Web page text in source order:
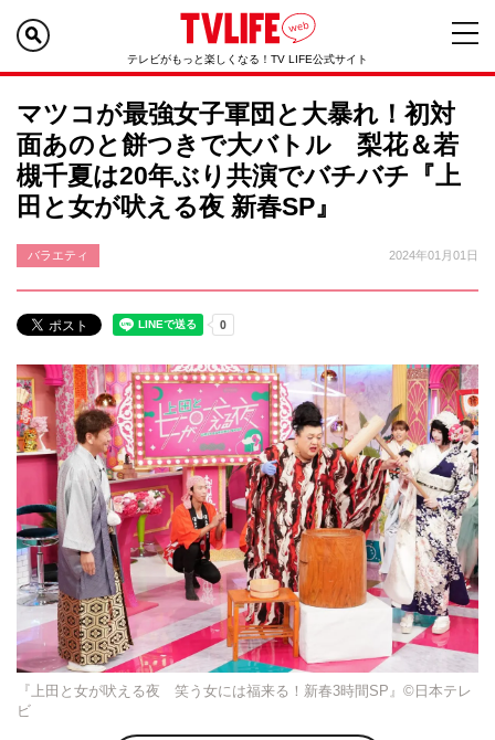
テレビがもっと楽しくなる！TV LIFE公式サイト
マツコが最強女子軍団と大暴れ！初対
面あのと餅つきで大バトル 梨花＆若
槻千夏は20年ぶり共演でバチバチ『上
田と女が吠える夜 新春SP』
バラエティ 2024年01月01日
『上田と女が吠える夜 笑う女には福来る！新春3時間SP』©日本テレ
ビ